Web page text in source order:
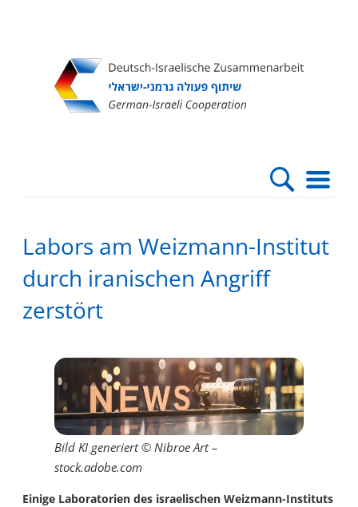
Hauptnavigation
Labors am Weizmann-Institut
durch iranischen Angriff
zerstört
Bild KI generiert © Nibroe Art –
stock.adobe.com
Einige Laboratorien des israelischen Weizmann-Instituts